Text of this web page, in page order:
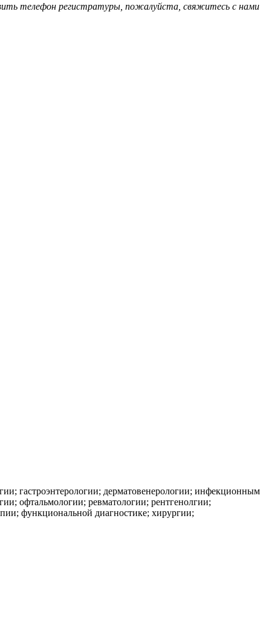
телефон регистратуры, пожалуйста, свяжитесь с нами
гастроэнтерологии; дерматовенерологии; инфекционным
офтальмологии; ревматологии; рентгенолгии;
функциональной диагностике; хирургии;